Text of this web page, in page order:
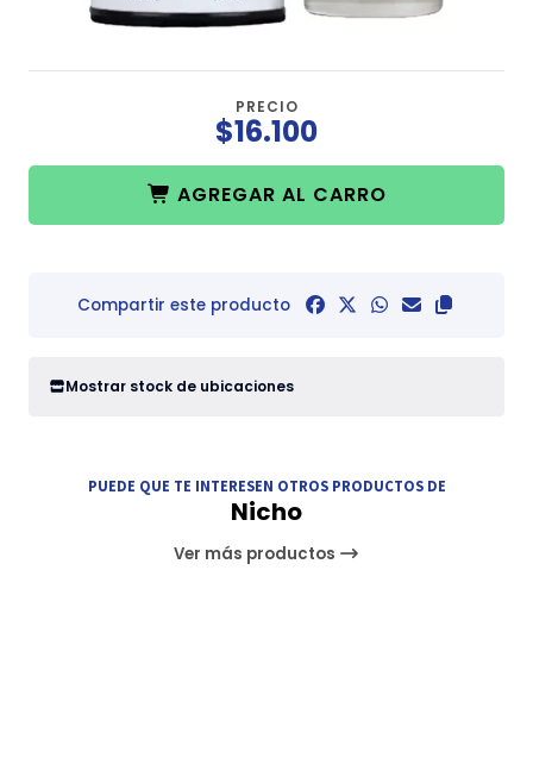
PRECIO
$16.100
AGREGAR AL CARRO
Compartir este producto
Mostrar stock de ubicaciones
PUEDE QUE TE INTERESEN OTROS PRODUCTOS DE
Nicho
Ver más productos